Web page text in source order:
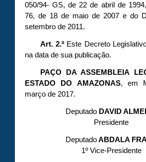
050/94- GS, de 22 de abril de
76, de 18 de maio de 2007 e do
setembro de 2011.
Art. 2.ºEste Decreto
na data de sua publicação.
PAÇO DA ASSEMBLEIA
ESTADO DO AMAZONAS, em
março de 2017.
DeputadoDAVID
Presidente
DeputadoABDALA
1º Vice-Presidente